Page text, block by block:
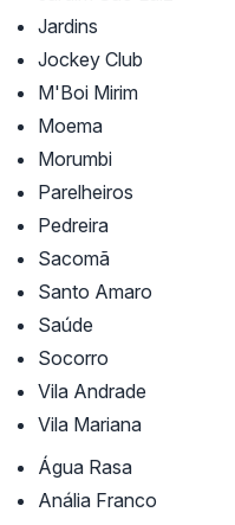
Jardins
Jockey Club
M'Boi Mirim
Moema
Morumbi
Parelheiros
Pedreira
Sacomã
Santo Amaro
Saúde
Socorro
Vila Andrade
Vila Mariana
Água Rasa
Anália Franco